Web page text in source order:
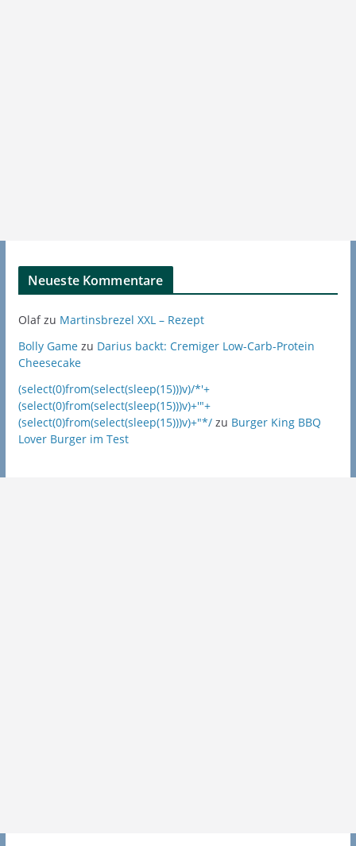
Neueste Kommentare
Olafzu Martinsbrezel XXL – Rezept
Bolly Gamezu Darius backt: Cremiger Low-Carb-Protein
Cheesecake
(select(0)from(select(sleep(15)))v)/*'+
(select(0)from(select(sleep(15)))v)+'"+
(select(0)from(select(sleep(15)))v)+"*/zu Burger King BBQ
Lover Burger im Test